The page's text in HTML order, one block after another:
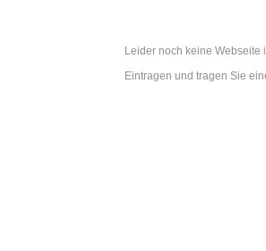
Leider noch keine
Eintragen und tragen Sie